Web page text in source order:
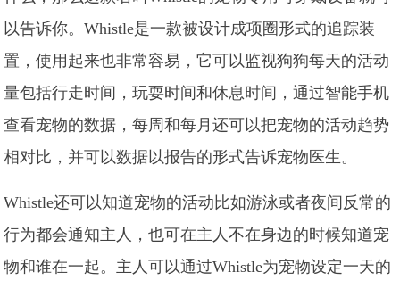
以告诉你。Whistle是一款被设计成项圈形式的追踪装
置，使用起来也非常容易，它可以监视狗狗每天的活动
量包括行走时间，玩耍时间和休息时间，通过智能手机
查看宠物的数据，每周和每月还可以把宠物的活动趋势
相对比，并可以数据以报告的形式告诉宠物医生。
Whistle还可以知道宠物的活动比如游泳或者夜间反常的
行为都会通知主人，也可在主人不在身边的时候知道宠
物和谁在一起。主人可以通过Whistle为宠物设定一天的